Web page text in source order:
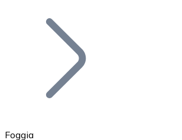
Bitcoin
Foggia